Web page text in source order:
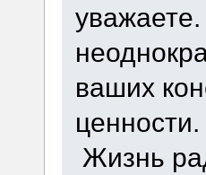
уважаете.
ваших
ценности.
Жизнь